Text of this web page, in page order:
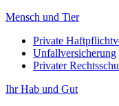
Mensch und Tier
Private
Unfallversicherung
Privater
Ihr Hab und Gut